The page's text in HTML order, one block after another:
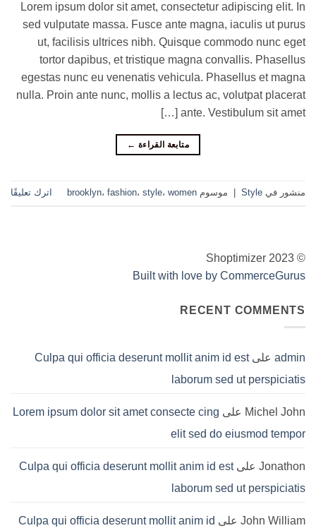
Lorem ipsum dolor sit amet, consectetur adipiscing elit. In
sed vulputate massa. Fusce ante magna, iaculis ut purus
ut, facilisis ultrices nibh. Quisque commodo nunc eget
tortor dapibus, et tristique magna convallis. Phasellus
egestas nunc eu venenatis vehicula. Phasellus et magna
nulla. Proin ante nunc, mollis a lectus ac, volutpat placerat
ante. Vestibulum sit amet […]
متابعة القراءة ←
منشور في Style موسوم brooklyn، fashion، style، women اترك تعليقًا
© Shoptimizer 2023
Built with love by CommerceGurus
RECENT COMMENTS
admin علىCulpa qui officia deserunt mollit anim id est
laborum sed ut perspiciatis
Michel John على Lorem ipsum dolor sit amet consecte cing
elit sed do eiusmod tempor
Jonathon علىCulpa qui officia deserunt mollit anim id est
laborum sed ut perspiciatis
John William على Culpa qui officia deserunt mollit anim id